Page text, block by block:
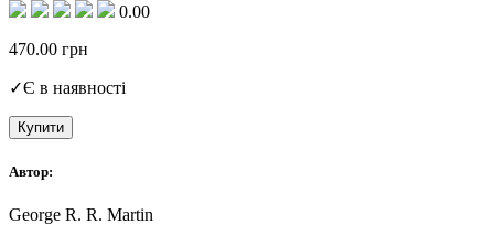
0.00
470.00 грн
✓Є в наявності
Купити
Автор:
George R. R. Martin